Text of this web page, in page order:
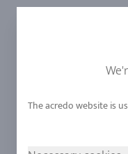
Urban Mining